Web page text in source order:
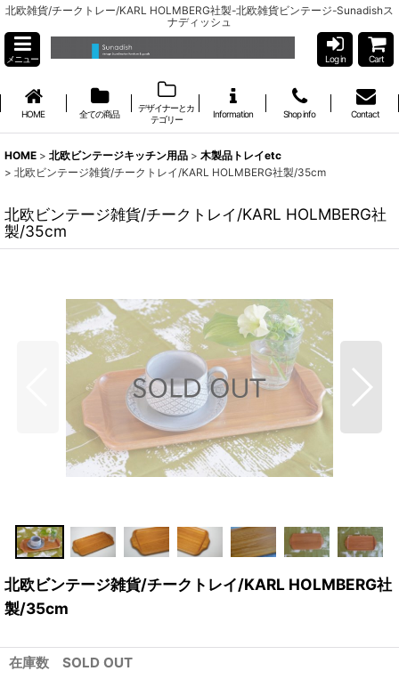
北欧雑貨/チークトレー/KARL HOLMBERG社製-北欧雑貨ビンテージ-Sunadishス
ナディッシュ
メニュー Log in Cart
HOME 全ての商品
デザイナーとカ
テゴリー
Information Shop info Contact
HOME > 北欧ビンテージキッチン用品 > 木製品トレイetc
> 北欧ビンテージ雑貨/チークトレイ/KARL HOLMBERG社製/35cm
北欧ビンテージ雑貨/チークトレイ/KARL HOLMBERG社
製/35cm
北欧ビンテージ雑貨/チークトレイ/KARL HOLMBERG社
製/35cm
在庫数 SOLD OUT